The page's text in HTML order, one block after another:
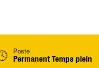
Poste
Permanent Temps plein